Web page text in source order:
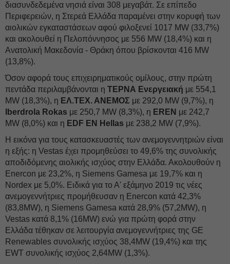
διασυνδεδεμένα νησιά είναι 308 μεγαβάτ. Σε επίπεδο
Περιφερειών, η Στερεά Ελλάδα παραμένει στην κορυφή των
αιολικών εγκαταστάσεων αφού φιλοξενεί 1017 MW (33,7%)
και ακολουθεί η Πελοπόννησος με 556 ΜW (18,4%) και η
Ανατολική Μακεδονία - Θράκη όπου βρίσκονται 416 MW
(13,8%).
Όσον αφορά τους επιχειρηματικούς ομίλους, στην πρώτη
πεντάδα περιλαμβάνονται η ΤΕΡΝΑ Ενεργειακή με 554,1
MW (18,3%), η ΕΛ.ΤΕΧ. ΑΝΕΜΟΣ με 292,0 MW (9,7%), η
Iberdrola Rokas με 250,7 MW (8,3%), η EREN με 242,7
MW (8,0%) και η EDF ΕΝ Hellas με 238,2 MW (7,9%).
H εικόνα για τους κατασκευαστές των ανεμογεννητριών είναι
η εξής: η Vestas έχει προμηθεύσει το 49,6% της συνολικής
αποδιδόμενης αιολικής ισχύος στην Ελλάδα. Ακολουθούν η
Enercon με 23,2%, η Siemens Gamesa με 19,7% και η
Nordex με 5,0%. Ειδικά για το Α' εξάμηνο 2019 τις νέες
ανεμογεννήτριες προμήθευσαν η Enercon κατά 42,3%
(83,8MW), η Siemens Gamesa κατά 28,9% (57,2ΜW), η
Vestas κατά 8,1% (16ΜW) ενώ για πρώτη φορά στην
Ελλάδα τέθηκαν σε λειτουργία ανεμογεννήτριες της GE
Renewables συνολικής ισχύος 38,4MW (19,4%) και της
EWT συνολικής ισχύος 2,64MW (1,3%).